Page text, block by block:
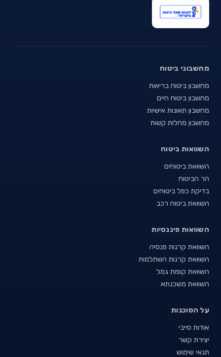
מחשבוני ביטוח
מחשבון ביטוח בריאות
מחשבון ביטוח חיים
מחשבון תאונות אישיות
מחשבון מחלות קשות
השוואות ביטוח
השוואת ביטוחים
הר הביטוח
בדיקת כפל ביטוחים
השוואת ביטוח רכב
השוואות פיננסיות
השוואת קרנות פנסיה
השוואת קרנות השתלמות
השוואת קופות גמל
השוואת משכנתא
על הסוכנות
אודות סייבי
יצירת קשר
תנאי שימוש